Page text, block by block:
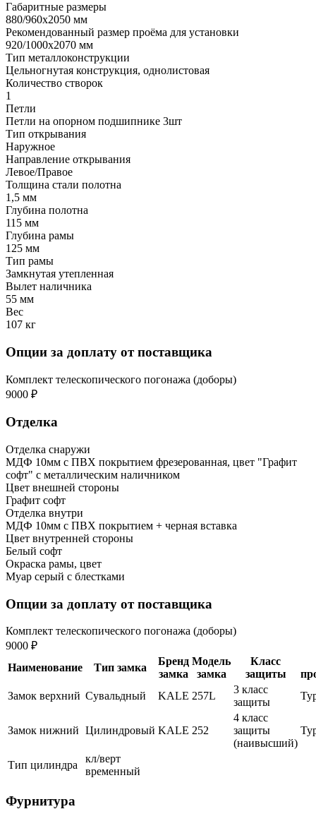
Габаритные размеры
880/960х2050 мм
Рекомендованный размер проёма для установки
920/1000х2070 мм
Тип металлоконструкции
Цельногнутая конструкция, однолистовая
Количество створок
1
Петли
Петли на опорном подшипнике 3шт
Тип открывания
Наружное
Направление открывания
Левое/Правое
Толщина стали полотна
1,5 мм
Глубина полотна
115 мм
Глубина рамы
125 мм
Тип рамы
Замкнутая утепленная
Вылет наличника
55 мм
Вес
107 кг
Опции за доплату от поставщика
Комплект телескопического погонажа (доборы)
9000 ₽
Отделка
Отделка снаружи
МДФ 10мм с ПВХ покрытием фрезерованная, цвет "Графит
софт" с металлическим наличником
Цвет внешней стороны
Графит софт
Отделка внутри
МДФ 10мм с ПВХ покрытием + черная вставка
Цвет внутренней стороны
Белый софт
Окраска рамы, цвет
Муар серый с блестками
Опции за доплату от поставщика
Комплект телескопического погонажа (доборы)
9000 ₽
Наименование
Тип замка
Бренд
замка
Модель
замка
Класс
защиты
Замок верхний Сувальдный KALE 257L
3 класс
защиты
Замок нижний Цилиндровый KALE 252
4 класс
защиты
(наивысший)
Тип цилиндра
кл/верт
временный
Фурнитура